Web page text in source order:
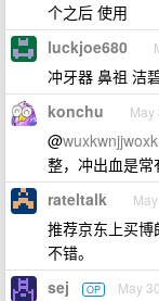
个之后 使用
luckjoe680
冲牙器 鼻祖 洁
konchu May
@wuxkwnjjwoxk
整，冲出血是
rateltalk
推荐京东上买
不错。
sej OP May